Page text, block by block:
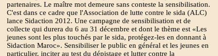
partenaires. Le maître mot demeure sans conteste la sensibilisation.
C'est dans ce cadre que l'Association de lutte contre le sida (ALC)
lance Sidaction 2012. Une campagne de sensibilisation et de
collecte qui durera du 6 au 31 décembre et dont le thème est «Les
jeunes sont les plus touchés par le sida, protégez-les en donnant à
Sidaction Maroc». Sensibiliser le public en général et les jeunes en
particulier, inciter au test du dépistage et lutter contre la